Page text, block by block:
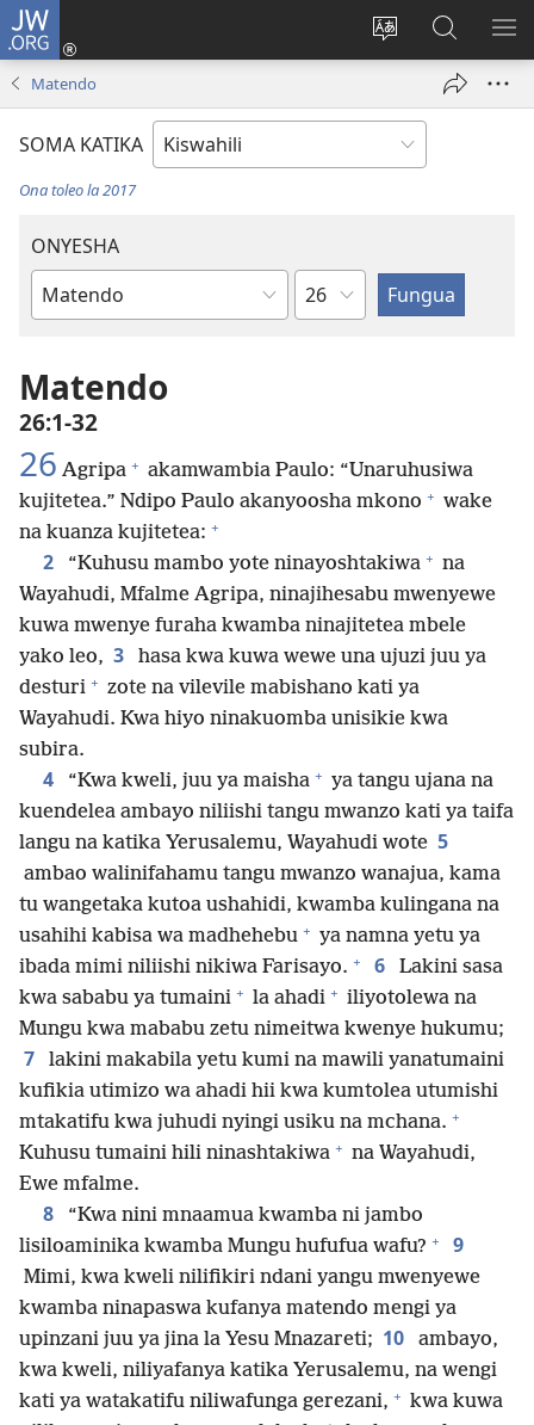
JW.ORG
Badili
tovuti
Ingia
(opens
Tafuta
Katika
JW.ORG
Matendo
SOMA KATIKA
Ona toleo la 2017
ONYESHA
Kitabu
Biblia
Sura
Matendo
26:1-32
26 Agripa + akamwambia Paulo: “Unaruhusiwa
kujitetea.” Ndipo Paulo akanyoosha mkono + wake
na kuanza kujitetea: +
2 “Kuhusu mambo yote ninayoshtakiwa + na
Wayahudi, Mfalme Agripa, ninajihesabu mwenyewe
kuwa mwenye furaha kwamba ninajitetea mbele
yako leo, 3
hasa kwa kuwa wewe una ujuzi juu ya
desturi + zote na vilevile mabishano kati ya
Wayahudi. Kwa hiyo ninakuomba unisikie kwa
subira.
4 “Kwa kweli, juu ya maisha + ya tangu ujana na
kuendelea ambayo niliishi tangu mwanzo kati ya taifa
langu na katika Yerusalemu, Wayahudi wote 5
ambao walinifahamu tangu mwanzo wanajua, kama
tu wangetaka kutoa ushahidi, kwamba kulingana na
usahihi kabisa wa madhehebu + ya namna yetu ya
ibada mimi niliishi nikiwa Farisayo. + 6
Lakini sasa
kwa sababu ya tumaini + la ahadi + iliyotolewa na
Mungu kwa mababu zetu nimeitwa kwenye hukumu;
7
lakini makabila yetu kumi na mawili yanatumaini
kufikia utimizo wa ahadi hii kwa kumtolea utumishi
mtakatifu kwa juhudi nyingi usiku na mchana. +
Kuhusu tumaini hili ninashtakiwa + na Wayahudi,
Ewe mfalme.
8
“Kwa nini mnaamua kwamba ni jambo
lisiloaminika kwamba Mungu hufufua wafu? + 9
Mimi, kwa kweli nilifikiri ndani yangu mwenyewe
kwamba ninapaswa kufanya matendo mengi ya
upinzani juu ya jina la Yesu Mnazareti; 10
ambayo,
kwa kweli, niliyafanya katika Yerusalemu, na wengi
kati ya watakatifu niliwafunga gerezani, + kwa kuwa